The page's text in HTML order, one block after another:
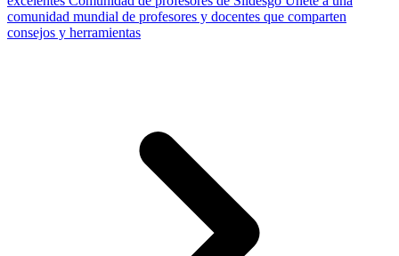
comunidad mundial de profesores y docentes que comparten
consejos y herramientas